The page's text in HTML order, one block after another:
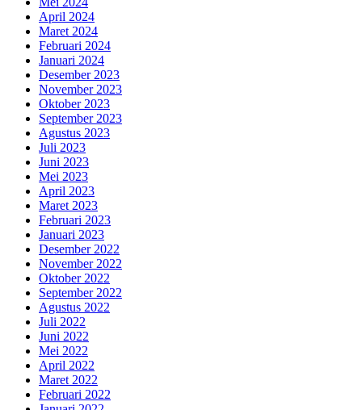
April 2024
Maret 2024
Februari 2024
Januari 2024
Desember 2023
November 2023
Oktober 2023
September 2023
Agustus 2023
Juli 2023
Juni 2023
Mei 2023
April 2023
Maret 2023
Februari 2023
Januari 2023
Desember 2022
November 2022
Oktober 2022
September 2022
Agustus 2022
Juli 2022
Juni 2022
Mei 2022
April 2022
Maret 2022
Februari 2022